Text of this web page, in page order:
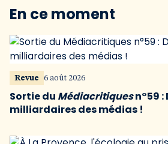
En ce moment
Revue 6 août 2026
Sortie du Médiacritiquesn°59 :
milliardaires des médias !